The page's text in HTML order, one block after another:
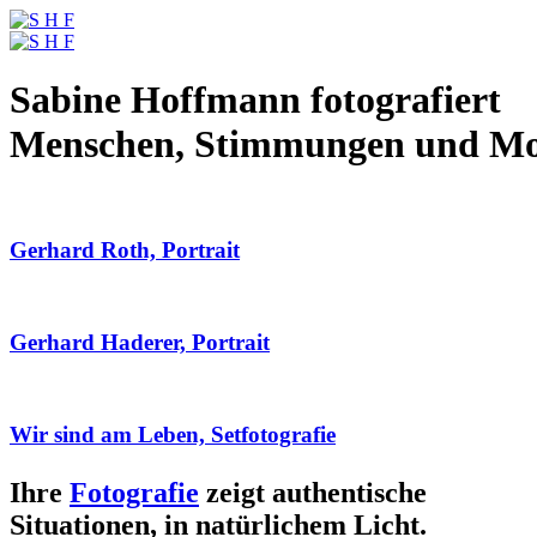
Sabine Hoffmann fotografiert
Menschen, Stimmungen und
Gerhard Roth, Portrait
Gerhard Haderer, Portrait
Wir sind am Leben, Setfotografie
Ihre Fotografie zeigt authentische
Situationen, in natürlichem Licht.